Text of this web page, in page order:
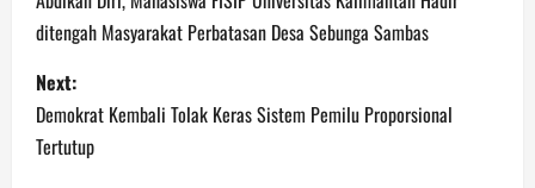
s
t
n
ditengah Masyarakat Perbatasan Desa Sebunga Sambas
Next:
Demokrat Kembali Tolak Keras Sistem Pemilu Proporsional
Tertutup